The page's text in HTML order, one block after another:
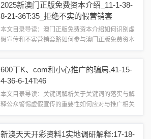
天天开奖资料大全最新消息今天”...
2025新澳门正版免费资本介绍_11-1-38-
8-21-36T:35_拒绝不实的假营销套
本文目录导读：澳门正版免费资本介绍如何识别虚
假宣传和不实营销套路如何参与澳门正版免费资本
近年来，随着互联网的普及和科技的飞速发展...
600丅K、com和小心推广的骗局,41-15-
4-36-6-14T:46
本文目录导读：关键词解析关于关键词的落实与解
释公众警惕虚假宣传的重要性如何应对与推广相关
虚假宣传关键词解析1、60...
新澳天天开彩资料1实地调研解释:17-18-